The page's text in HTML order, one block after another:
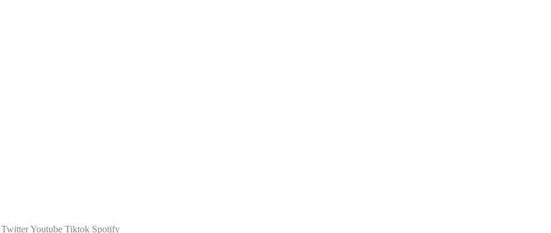
TwitterYoutube Tiktok Spotify